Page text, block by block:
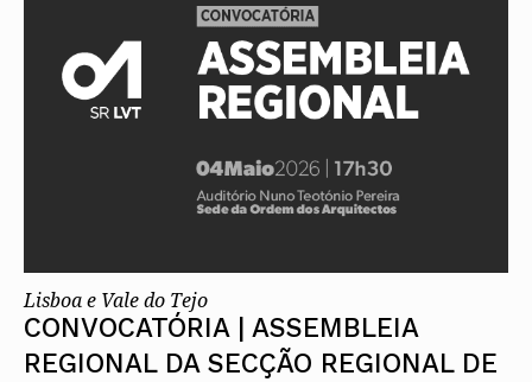
Lisboa e Vale do Tejo
CONVOCATÓRIA | ASSEMBLEIA
REGIONAL DA SECÇÃO REGIONAL DE